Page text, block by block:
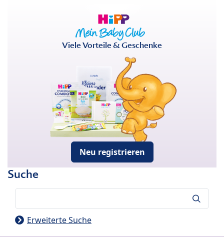
Viele Vorteile & Geschenke
Neu registrieren
Suche
Erweiterte Suche